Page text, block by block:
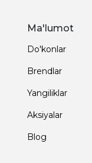
Ma'lumot
Do'konlar
Brendlar
Yangiliklar
Aksiyalar
Blog